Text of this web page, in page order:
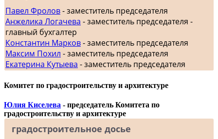
Павел Фролов- заместитель председателя
Анжелика Логачева - заместитель председателя -
главный бухгалтер
Константин Марков- заместитель председателя
Максим Похил - заместитель председателя
Екатерина Кутыева - заместитель председателя
Комитет по градостроительству и архитектуре
Юлия Киселева - председатель Комитета по
градостроительству и архитектуре
градостроительное досье